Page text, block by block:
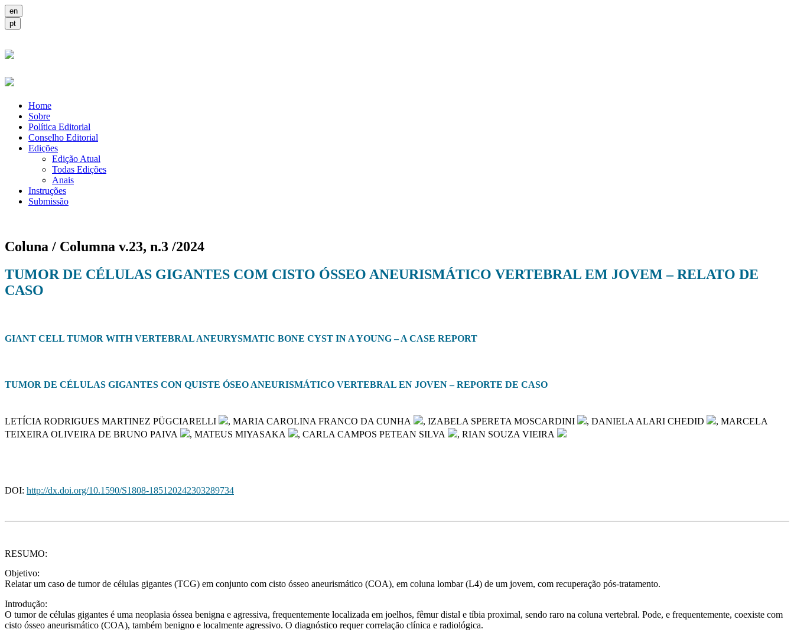
Home
Sobre
Política Editorial
Conselho Editorial
Edições
Edição Atual
Todas Edições
Anais
Instruções
Submissão
Coluna / Columna v.23, n.3 /2024
TUMOR DE CÉLULAS GIGANTES COM CISTO ÓSSEO ANEURISMÁTICO VERTEBRAL EM JOVEM – RELATO DE
CASO
GIANT CELL TUMOR WITH VERTEBRAL ANEURYSMATIC BONE CYST IN A YOUNG – A CASE REPORT
TUMOR DE CÉLULAS GIGANTES CON QUISTE ÓSEO ANEURISMÁTICO VERTEBRAL EN JOVEN – REPORTE DE CASO
LETÍCIA RODRIGUES MARTINEZ PÜGCIARELLI , MARIA CAROLINA FRANCO DA CUNHA , IZABELA SPERETA MOSCARDINI , DANIELA ALARI CHEDID
, MARCELA
TEIXEIRA OLIVEIRA DE BRUNO PAIVA
, MATEUS MIYASAKA , CARLA CAMPOS PETEAN SILVA , RIAN SOUZA VIEIRA
DOI: http://dx.doi.org/10.1590/S1808-185120242303289734
RESUMO:
Objetivo:
Relatar um caso de tumor de células gigantes (TCG) em conjunto com cisto ósseo aneurismático (COA), em coluna lombar (L4) de um jovem, com recuperação pós-tratamento.
Introdução:
O tumor de células gigantes é uma neoplasia óssea benigna e agressiva, frequentemente localizada em joelhos, fêmur distal e tíbia proximal, sendo raro na coluna vertebral. Pode, e frequentemente, coexiste com
cisto ósseo aneurismático (COA), também benigno e localmente agressivo. O diagnóstico requer correlação clínica e radiológica.